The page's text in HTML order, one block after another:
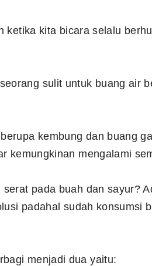
ketika kita bicara selalu
sulit untuk buang air
kembung dan buang
kemungkinan mengalami
pada buah dan sayur?
padahal sudah konsumsi
menjadi dua yaitu: